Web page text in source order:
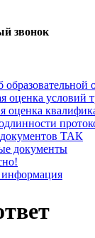
звонок
образовательной
оценка условий
оценка
документов ТАК
документы
информация